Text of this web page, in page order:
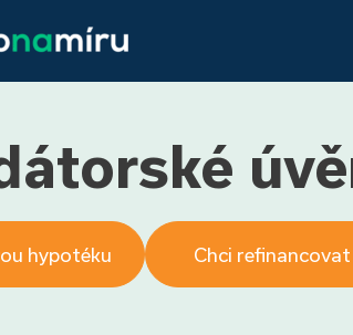
hypotéku Chci refinancovat